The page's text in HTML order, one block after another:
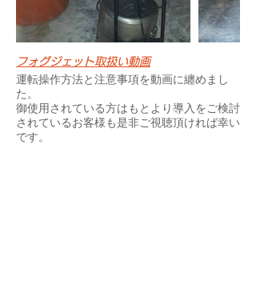
フォグジェット取扱い動画
運転操作方法と注意事項を動画に纏めまし
た。
御使用されている方はもとより導入をご検討
されているお客様も是非ご視聴頂ければ幸い
です。